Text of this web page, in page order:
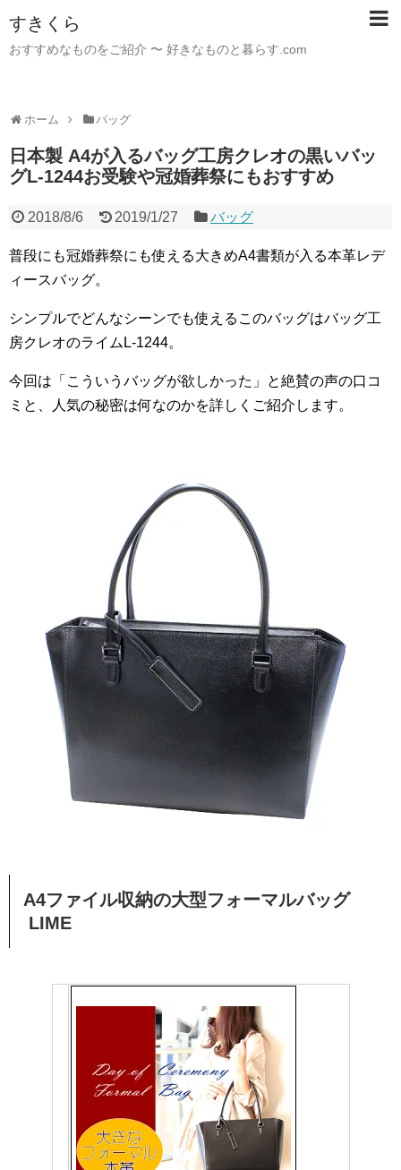
すきくら
おすすめなものをご紹介 〜 好きなものと暮らす.com
ホーム バッグ
日本製 A4が入るバッグ工房クレオの黒いバッ
グL-1244お受験や冠婚葬祭にもおすすめ
2018/8/6 2019/1/27 バッグ
普段にも冠婚葬祭にも使える大きめA4書類が入る本革レデ
ィースバッグ。
シンプルでどんなシーンでも使えるこのバッグはバッグ工
房クレオのライムL-1244。
今回は「こういうバッグが欲しかった」と絶賛の声の口コ
ミと、人気の秘密は何なのかを詳しくご紹介します。
A4ファイル収納の大型フォーマルバッグ
LIME